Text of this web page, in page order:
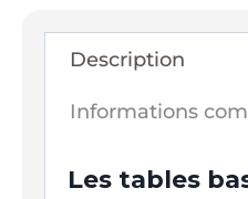
Description
Informations
Les tables